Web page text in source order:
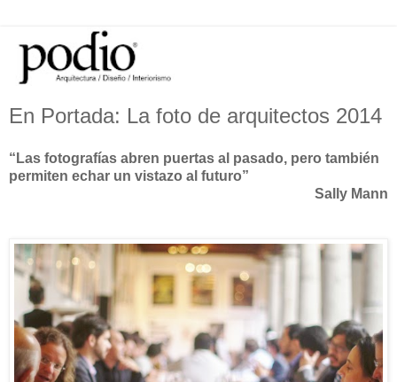
En Portada: La foto de arquitectos 2014
“Las fotografías abren puertas al pasado, pero también
permiten echar un vistazo al futuro”
Sally Mann